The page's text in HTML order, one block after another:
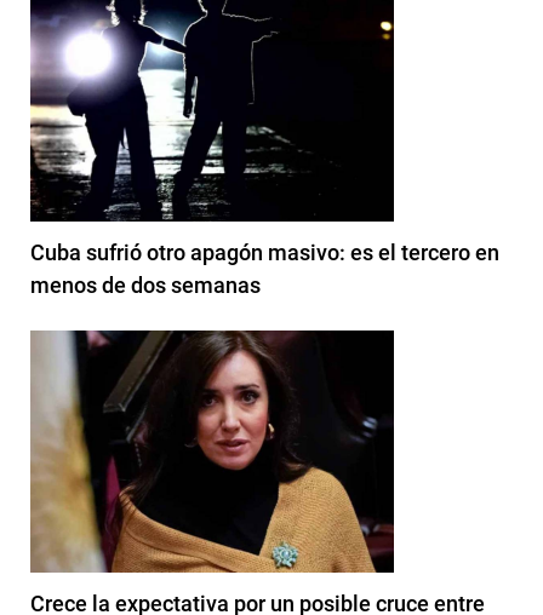
Cuba sufrió otro apagón masivo: es el tercero en
menos de dos semanas
Crece la expectativa por un posible cruce entre